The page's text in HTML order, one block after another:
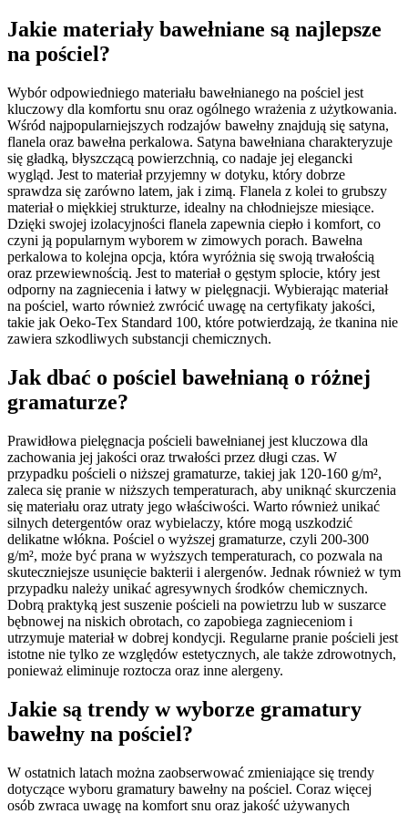
Jakie materiały bawełniane są najlepsze
na pościel?
Wybór odpowiedniego materiału bawełnianego na pościel jest
kluczowy dla komfortu snu oraz ogólnego wrażenia z użytkowania.
Wśród najpopularniejszych rodzajów bawełny znajdują się satyna,
flanela oraz bawełna perkalowa. Satyna bawełniana charakteryzuje
się gładką, błyszczącą powierzchnią, co nadaje jej elegancki
wygląd. Jest to materiał przyjemny w dotyku, który dobrze
sprawdza się zarówno latem, jak i zimą. Flanela z kolei to grubszy
materiał o miękkiej strukturze, idealny na chłodniejsze miesiące.
Dzięki swojej izolacyjności flanela zapewnia ciepło i komfort, co
czyni ją popularnym wyborem w zimowych porach. Bawełna
perkalowa to kolejna opcja, która wyróżnia się swoją trwałością
oraz przewiewnością. Jest to materiał o gęstym splocie, który jest
odporny na zagniecenia i łatwy w pielęgnacji. Wybierając materiał
na pościel, warto również zwrócić uwagę na certyfikaty jakości,
takie jak Oeko-Tex Standard 100, które potwierdzają, że tkanina nie
zawiera szkodliwych substancji chemicznych.
Jak dbać o pościel bawełnianą o różnej
gramaturze?
Prawidłowa pielęgnacja pościeli bawełnianej jest kluczowa dla
zachowania jej jakości oraz trwałości przez długi czas. W
przypadku pościeli o niższej gramaturze, takiej jak 120-160 g/m²,
zaleca się pranie w niższych temperaturach, aby uniknąć skurczenia
się materiału oraz utraty jego właściwości. Warto również unikać
silnych detergentów oraz wybielaczy, które mogą uszkodzić
delikatne włókna. Pościel o wyższej gramaturze, czyli 200-300
g/m², może być prana w wyższych temperaturach, co pozwala na
skuteczniejsze usunięcie bakterii i alergenów. Jednak również w tym
przypadku należy unikać agresywnych środków chemicznych.
Dobrą praktyką jest suszenie pościeli na powietrzu lub w suszarce
bębnowej na niskich obrotach, co zapobiega zagnieceniom i
utrzymuje materiał w dobrej kondycji. Regularne pranie pościeli jest
istotne nie tylko ze względów estetycznych, ale także zdrowotnych,
ponieważ eliminuje roztocza oraz inne alergeny.
Jakie są trendy w wyborze gramatury
bawełny na pościel?
W ostatnich latach można zaobserwować zmieniające się trendy
dotyczące wyboru gramatury bawełny na pościel. Coraz więcej
osób zwraca uwagę na komfort snu oraz jakość używanych